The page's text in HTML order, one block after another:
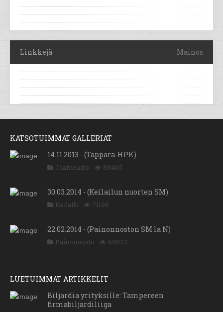
Linkkejä Mainos
KATSOTUIMMAT GALLERIAT
14.11.2013 - (Tappara-HPK)
Jääkiekko 89465
30.03.2014 - (Keilailun nuorten SM)
Keilailu 71198
22.02.2014 - (Painonnoston SM la N)
Painonnosto 69073
LUETUIMMAT ARTIKKELIT
Biljardia yrityksille: Tampereen
firmabiljardiliiga